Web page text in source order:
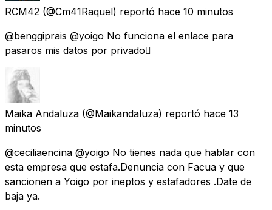
RCM42 (@Cm41Raquel) reportó hace 10 minutos
@benggiprais @yoigo No funciona el enlace para
pasaros mis datos por privado🫩
Maika Andaluza (@Maikandaluza) reportó hace 13
minutos
@ceciliaencina @yoigo No tienes nada que hablar con
esta empresa que estafa.Denuncia con Facua y que
sancionen a Yoigo por ineptos y estafadores .Date de
baja ya.